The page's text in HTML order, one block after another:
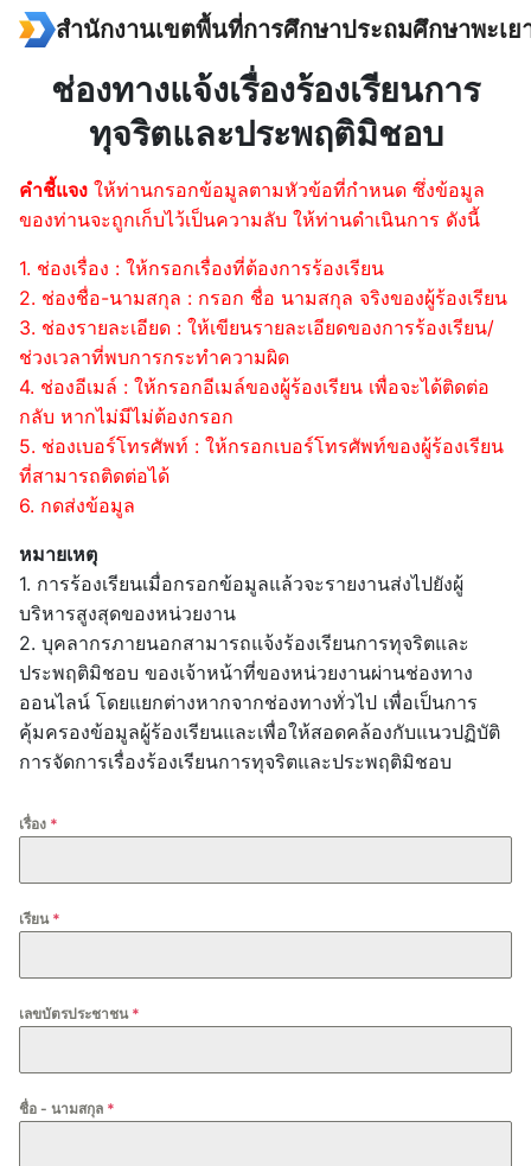
Skip
สำนักงานเขตพื้นที่การศึกษาประถมศึกษาพะเย
for:
ช่องทางแจ้งเรื่องร้องเรียนการ
ทุจริตและประพฤติมิชอบ
คำชี้แจง ให้ท่านกรอกข้อมูลตามหัวข้อที่กำหนด ซึ่งข้อมูล
ของท่านจะถูกเก็บไว้เป็นความลับ ให้ท่านดำเนินการ ดังนี้
1. ช่องเรื่อง : ให้กรอกเรื่องที่ต้องการร้องเรียน
2. ช่องชื่อ-นามสกุล : กรอก ชื่อ นามสกุล จริงของผู้ร้องเรียน
3. ช่องรายละเอียด : ให้เขียนรายละเอียดของการร้องเรียน/
ช่วงเวลาที่พบการกระทำความผิด
4. ช่องอีเมล์ : ให้กรอกอีเมล์ของผู้ร้องเรียน เพื่อจะได้ติดต่อ
กลับ หากไม่มีไม่ต้องกรอก
5. ช่องเบอร์โทรศัพท์ : ให้กรอกเบอร์โทรศัพท์ของผู้ร้องเรียน
ที่สามารถติดต่อได้
6. กดส่งข้อมูล
หมายเหตุ
1. การร้องเรียนเมื่อกรอกข้อมูลแล้วจะรายงานส่งไปยังผู้
บริหารสูงสุดของหน่วยงาน
2. บุคลากรภายนอกสามารถแจ้งร้องเรียนการทุจริตและ
ประพฤติมิชอบ ของเจ้าหน้าที่ของหน่วยงานผ่านช่องทาง
ออนไลน์ โดยแยกต่างหากจากช่องทางทั่วไป เพื่อเป็นการ
คุ้มครองข้อมูลผู้ร้องเรียนและเพื่อให้สอดคล้องกับแนวปฏิบัติ
การจัดการเรื่องร้องเรียนการทุจริตและประพฤติมิชอบ
เรื่อง *
เรียน *
เลขบัตรประชาชน *
ชื่อ - นามสกุล *